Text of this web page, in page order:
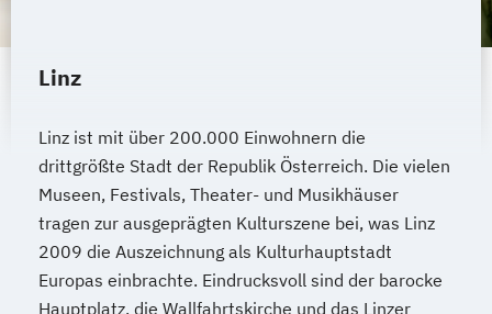
Linz
Linz ist mit über 200.000 Einwohnern die
drittgrößte Stadt der Republik Österreich. Die vielen
Museen, Festivals, Theater- und Musikhäuser
tragen zur ausgeprägten Kulturszene bei, was Linz
2009 die Auszeichnung als Kulturhauptstadt
Europas einbrachte. Eindrucksvoll sind der barocke
Hauptplatz, die Wallfahrtskirche und das Linzer